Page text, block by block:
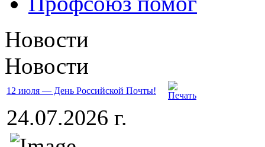
Новости
Новости
12 июля — День Российской Почты!
24.07.2026 г.